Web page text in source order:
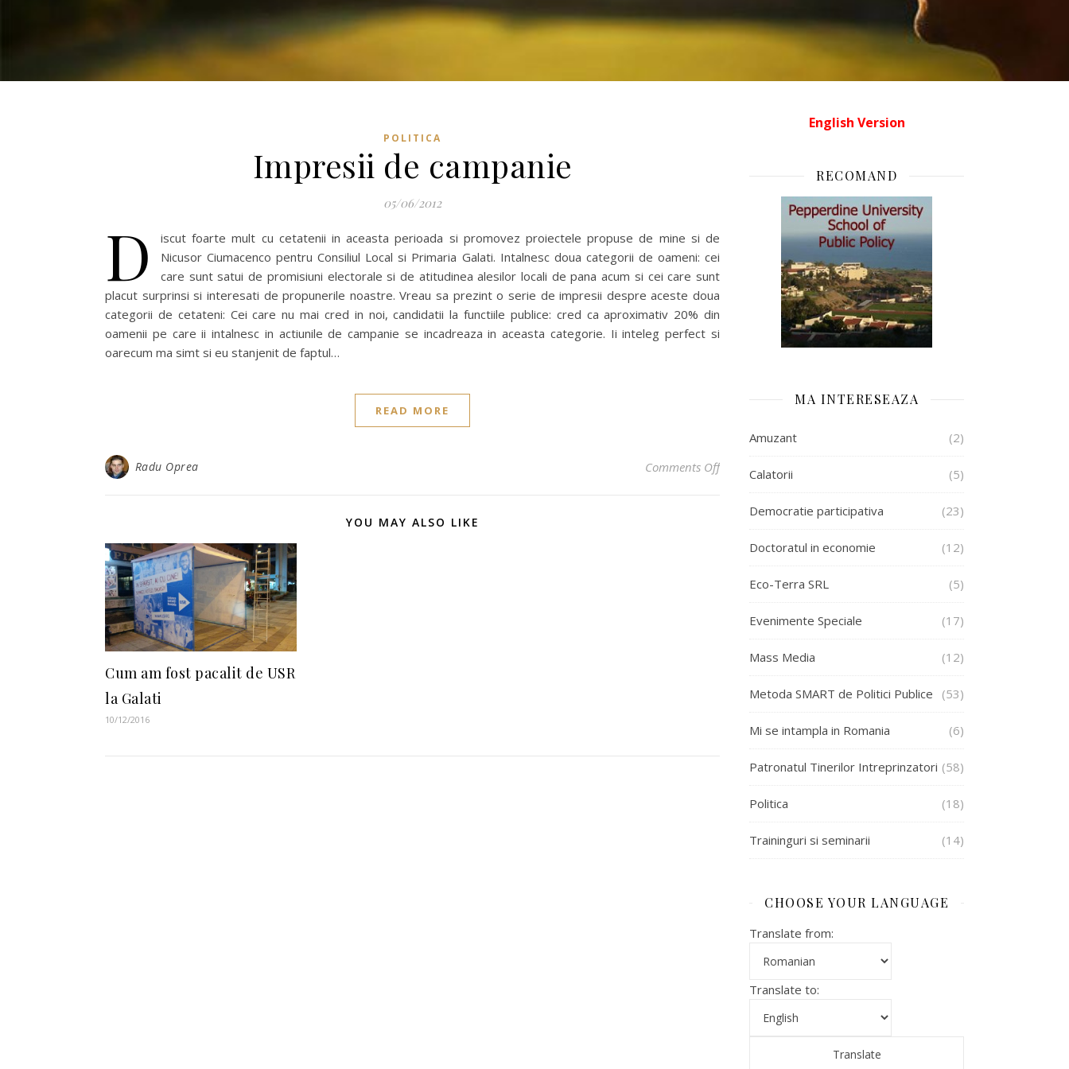
POLITICA
Impresii de campanie
05/06/2012
D
iscut foarte mult cu cetatenii in aceasta perioada si promovez proiectele propuse de mine si de
Nicusor Ciumacenco pentru Consiliul Local si Primaria Galati. Intalnesc doua categorii de oameni: cei
care sunt satui de promisiuni electorale si de atitudinea alesilor locali de pana acum si cei care sunt
placut surprinsi si interesati de propunerile noastre. Vreau sa prezint o serie de impresii despre aceste doua
categorii de cetateni: Cei care nu mai cred in noi, candidatii la functiile publice: cred ca aproximativ 20% din
oamenii pe care ii intalnesc in actiunile de campanie se incadreaza in aceasta categorie. Ii inteleg perfect si
oarecum ma simt si eu stanjenit de faptul…
READ MORE
Radu Oprea Comments Offon Impresii de campanie
YOU MAY ALSO LIKE
Cum am fost pacalit de USR
la Galati
10/12/2016
English Version
RECOMAND
MA INTERESEAZA
Amuzant (2)
Calatorii (5)
Democratie participativa (23)
Doctoratul in economie (12)
Eco-Terra SRL (5)
Evenimente Speciale (17)
Mass Media (12)
Metoda SMART de Politici Publice (53)
Mi se intampla in Romania (6)
Patronatul Tinerilor Intreprinzatori (58)
Politica (18)
Traininguri si seminarii (14)
CHOOSE YOUR LANGUAGE
Translate from:
Translate to: